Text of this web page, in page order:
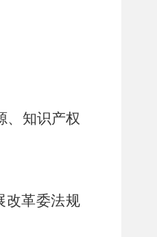
、知识产权
改革委法规